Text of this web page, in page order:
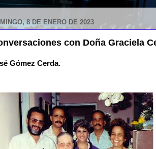
8 DE ENERO DE 2023
con Doña Graciela
Gómez Cerda.